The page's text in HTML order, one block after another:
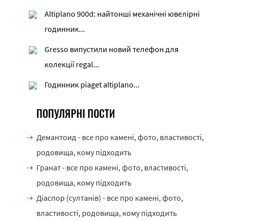
Altiplano 900d: найтонші механічні ювелірні
годинник...
Gresso випустили новий телефон для
колекції regal...
Годинник piaget altiplano...
ПОПУЛЯРНІ ПОСТИ
Демантоид - все про камені, фото, властивості,
родовища, кому підходить
Гранат - все про камені, фото, властивості,
родовища, кому підходить
Діаспор (султанів) - все про камені, фото,
властивості, родовища, кому підходить